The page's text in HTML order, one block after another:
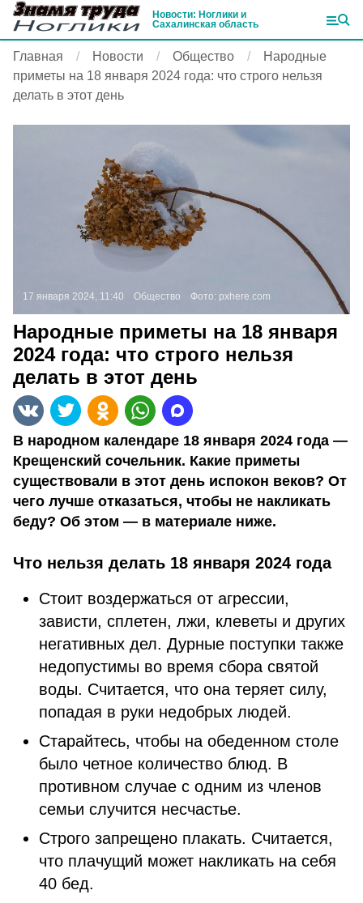
Новости: Ноглики и
Сахалинская область
Главная Новости Общество
Народные
приметы на 18 января 2024 года: что строго нельзя
делать в этот день
17 января 2024, 11:40 Общество Фото: pxhere.com
Народные приметы на 18 января
2024 года: что строго нельзя
делать в этот день
В народном календаре 18 января 2024 года —
Крещенский сочельник. Какие приметы
существовали в этот день испокон веков? От
чего лучше отказаться, чтобы не накликать
беду? Об этом — в материале ниже.
Что нельзя делать 18 января 2024 года
Стоит воздержаться от агрессии,
зависти, сплетен, лжи, клеветы и других
негативных дел. Дурные поступки также
недопустимы во время сбора святой
воды. Считается, что она теряет силу,
попадая в руки недобрых людей.
Старайтесь, чтобы на обеденном столе
было четное количество блюд. В
противном случае с одним из членов
семьи случится несчастье.
Строго запрещено плакать. Считается,
что плачущий может накликать на себя
40 бед.